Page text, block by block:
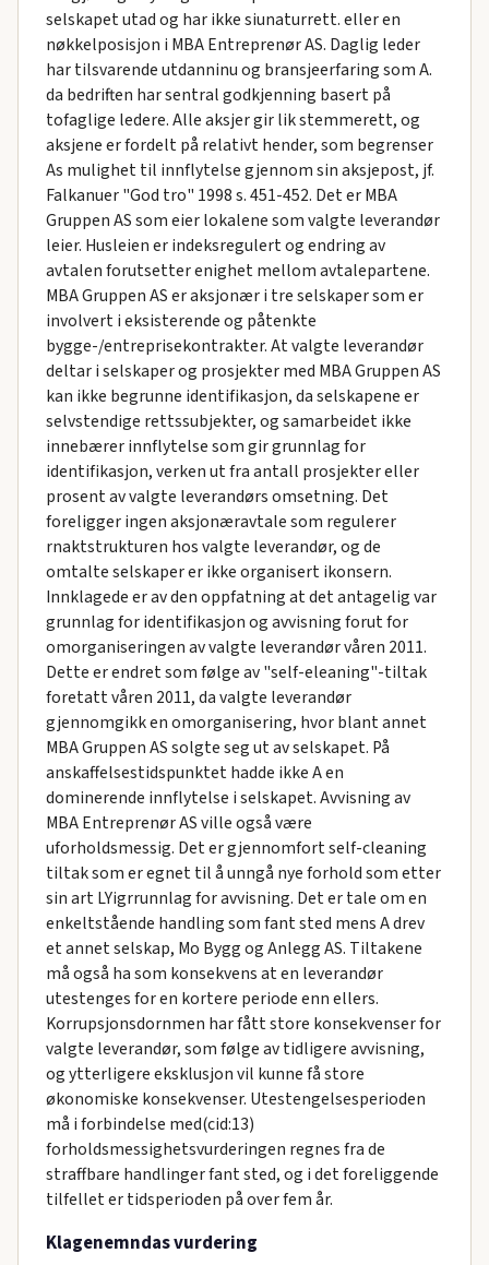
selskapet utad og har ikke siunaturrett. eller en
nøkkelposisjon i MBA Entreprenør AS. Daglig leder
har tilsvarende utdanninu og bransjeerfaring som A.
da bedriften har sentral godkjenning basert på
tofaglige ledere. Alle aksjer gir lik stemmerett, og
aksjene er fordelt på relativt hender, som begrenser
As mulighet til innflytelse gjennom sin aksjepost, jf.
Falkanuer "God tro" 1998 s. 451-452. Det er MBA
Gruppen AS som eier lokalene som valgte leverandør
leier. Husleien er indeksregulert og endring av
avtalen forutsetter enighet mellom avtalepartene.
MBA Gruppen AS er aksjonær i tre selskaper som er
involvert i eksisterende og påtenkte
bygge-/entreprisekontrakter. At valgte leverandør
deltar i selskaper og prosjekter med MBA Gruppen AS
kan ikke begrunne identifikasjon, da selskapene er
selvstendige rettssubjekter, og samarbeidet ikke
innebærer innflytelse som gir grunnlag for
identifikasjon, verken ut fra antall prosjekter eller
prosent av valgte leverandørs omsetning. Det
foreligger ingen aksjonæravtale som regulerer
rnaktstrukturen hos valgte leverandør, og de
omtalte selskaper er ikke organisert ikonsern.
Innklagede er av den oppfatning at det antagelig var
grunnlag for identifikasjon og avvisning forut for
omorganiseringen av valgte leverandør våren 2011.
Dette er endret som følge av "self-eleaning"-tiltak
foretatt våren 2011, da valgte leverandør
gjennomgikk en omorganisering, hvor blant annet
MBA Gruppen AS solgte seg ut av selskapet. På
anskaffelsestidspunktet hadde ikke A en
dominerende innflytelse i selskapet. Avvisning av
MBA Entreprenør AS ville også være
uforholdsmessig. Det er gjennomfort self-cleaning
tiltak som er egnet til å unngå nye forhold som etter
sin art LYigrrunnlag for avvisning. Det er tale om en
enkeltstående handling som fant sted mens A drev
et annet selskap, Mo Bygg og Anlegg AS. Tiltakene
må også ha som konsekvens at en leverandør
utestenges for en kortere periode enn ellers.
Korrupsjonsdornmen har fått store konsekvenser for
valgte leverandør, som følge av tidligere avvisning,
og ytterligere eksklusjon vil kunne få store
økonomiske konsekvenser. Utestengelsesperioden
må i forbindelse med(cid:13)
forholdsmessighetsvurderingen regnes fra de
straffbare handlinger fant sted, og i det foreliggende
tilfellet er tidsperioden på over fem år.
Klagenemndas vurdering